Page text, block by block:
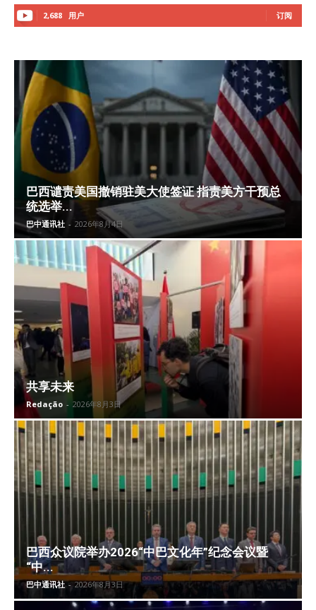
2,688 用户 订阅
巴西谴责美国撤销驻美大使签证 指责美方干预总
统选举...
巴中通讯社 - 2026年8月4日
共享未来
Redação - 2026年8月3日
巴西众议院举办2026“中巴文化年”纪念会议暨
“中...
巴中通讯社 - 2026年8月3日